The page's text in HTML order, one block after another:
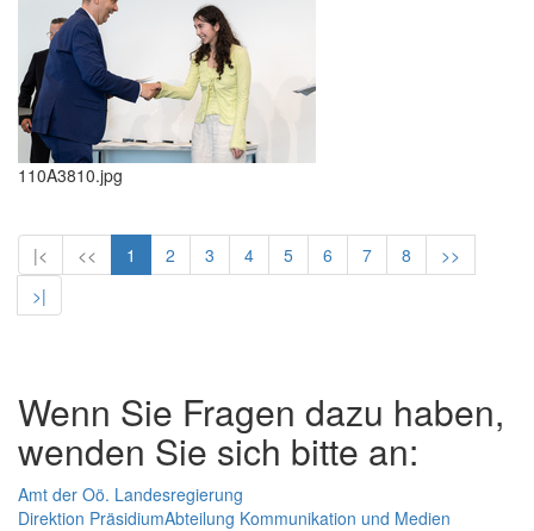
110A3810.jpg
|< << 1 2 3 4 5 6 7 8
>>
>|
Wenn Sie Fragen dazu haben,
wenden Sie sich bitte an:
Amt der Oö. Landesregierung
Direktion PräsidiumAbteilung Kommunikation und Medien